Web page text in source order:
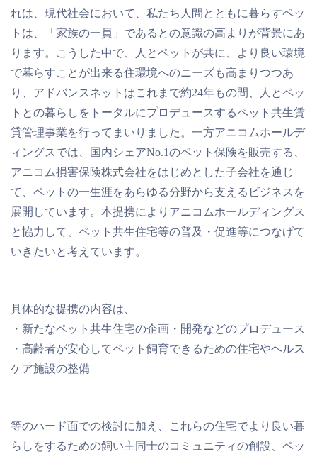
れは、現代社会において、私たち人間とともに暮らすペッ
トは、「家族の一員」であるとの意識の高まりが背景にあ
ります。こうした中で、人とペットが共に、より良い環境
で暮らすことが出来る住環境へのニーズも高まりつつあ
り、アドバンスネットはこれまで約24年もの間、人とペッ
トとの暮らしをトータルにプロデュースするペット共生賃
貸管理事業を行ってまいりました。一方アニコムホールデ
ィングスでは、国内シェアNo.1のペット保険を販売する、
アニコム損害保険株式会社をはじめとした子会社を通じ
て、ペットの一生涯をあらゆる分野から支えるビジネスを
展開しています。本提携によりアニコムホールディングス
と協力して、ペット共生住宅等の普及・促進等につなげて
いきたいと考えています。
具体的な提携の内容は、
・新たなペット共生住宅の企画・開発などのプロデュース
・高齢者が安心してペット飼育できるための住宅やヘルス
ケア施設の整備
等のハード面での検討に加え、これらの住宅でより良い暮
らしをするための飼い主同士のコミュニティの創設、ペッ